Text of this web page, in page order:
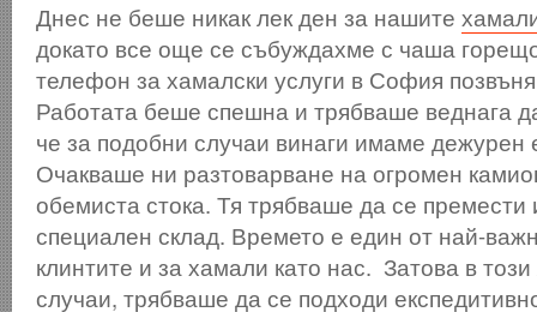
Днес не беше никак лек ден за нашите
докато все още се събуждахме с чаша
телефон за хамалски услуги в София
Работата беше спешна и трябваше веднага
че за подобни случаи винаги имаме дежурен
Очакваше ни разтоварване на огромен
обемиста стока. Тя трябваше да се премести
специален склад. Времето е един от най-
клинтите и за хамали като нас. Затова в
случаи, трябваше да се подходи